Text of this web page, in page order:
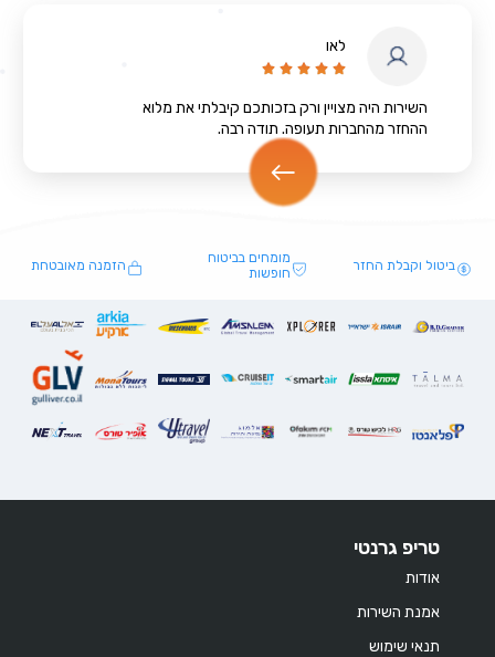
לאו





השירות היה מצויין ורק בזכותכם קיבלתי את מלוא
ההחזר מהחברות תעופה. תודה רבה.
ביטול וקבלת החזר
מומחים בביטוח
חופשות
הזמנה מאובטחת
טריפ גרנטי
אודות
אמנת השירות
תנאי שימוש